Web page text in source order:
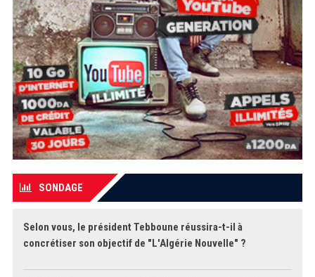
SONDAGE
Selon vous, le président Tebboune réussira-t-il à
concrétiser son objectif de "L'Algérie Nouvelle" ?